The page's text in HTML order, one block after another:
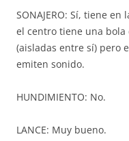
SONAJERO: Sí, tiene
el centro tiene una bola
(aisladas entre sí) pero
emiten sonido.
HUNDIMIENTO: No.
LANCE: Muy bueno.